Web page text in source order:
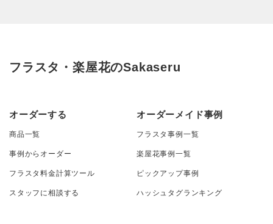
フラスタ・楽屋花のSakaseru
オーダーする
商品一覧
事例からオーダー
フラスタ料金計算ツール
スタッフに相談する
オーダーメイド事例
フラスタ事例一覧
楽屋花事例一覧
ピックアップ事例
ハッシュタグランキング